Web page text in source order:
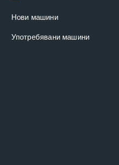
Нови машини
Употребявани машини